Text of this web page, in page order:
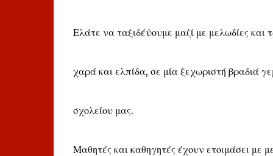
Ελάτε να ταξιδέψουμε μαζί με μελωδίες και
χαρά και ελπίδα, σε μία ξεχωριστή βραδιά
σχολείου μας.
Μαθητές και καθηγητές έχουν ετοιμάσει με